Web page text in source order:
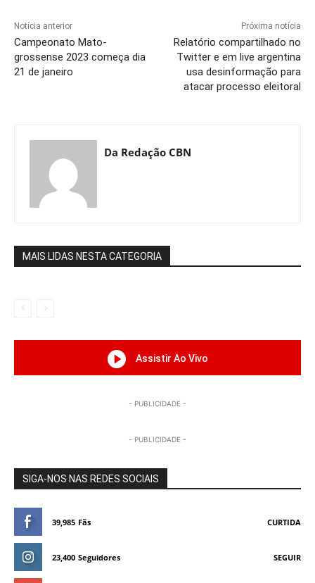
Notícia anterior
Campeonato Mato-
grossense 2023 começa dia
21 de janeiro
Próxima notícia
Relatório compartilhado no
Twitter e em live argentina
usa desinformação para
atacar processo eleitoral
Da Redação CBN
MAIS LIDAS NESTA CATEGORIA
Assistir Ao Vivo
- PUBLICIDADE -
- PUBLICIDADE -
SIGA-NOS NAS REDES SOCIAIS
39,985 Fãs CURTIDA
23,400 Seguidores SEGUIR